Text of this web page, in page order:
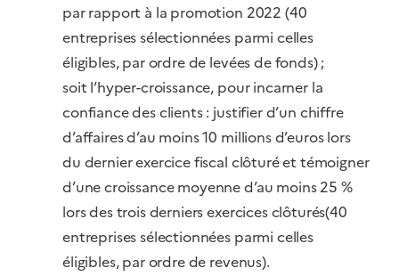
par rapport à la promotion 2022 (40
entreprises sélectionnées parmi celles
éligibles, par ordre de levées de fonds) ;
soit l’hyper-croissance, pour incarner la
confiance des clients : justifier d’un chiffre
d’affaires d’au moins 10 millions d’euros lors
du dernier exercice fiscal clôturé et témoigner
d’une croissance moyenne d’au moins 25 %
lors des trois derniers exercices clôturés(40
entreprises sélectionnées parmi celles
éligibles, par ordre de revenus).